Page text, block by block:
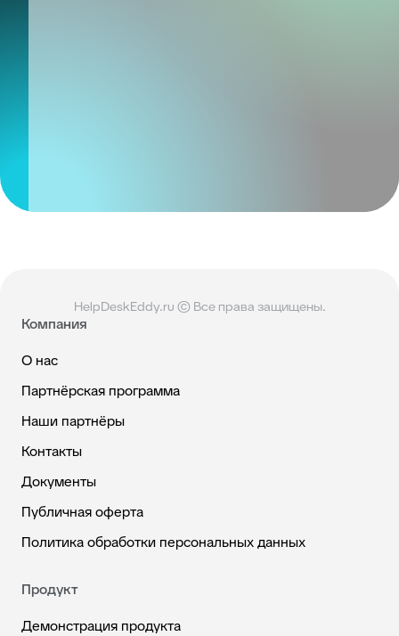
HelpDeskEddy.ru © Все права защищены.
Компания
О нас
Партнёрская программа
Наши партнёры
Контакты
Документы
Публичная оферта
Политика обработки персональных данных
Продукт
Демонстрация продукта